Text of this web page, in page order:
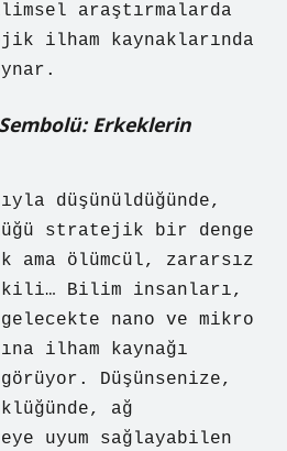
araştırmalarda
ilham kaynaklarında
Erkeklerin
düşünüldüğünde,
stratejik bir denge
ama ölümcül, zararsız
Bilim insanları,
nano ve mikro
ilham kaynağı
Düşünsenize,
ağ
uyum sağlayabilen